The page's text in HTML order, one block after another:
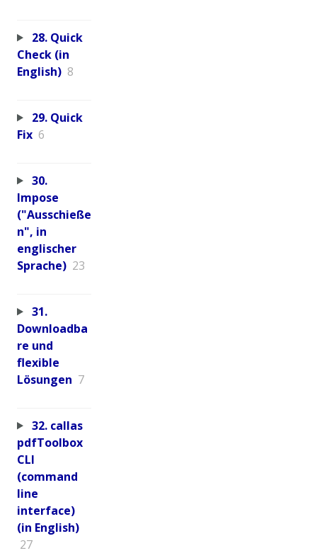
28. Quick
Check (in
English) 8
29. Quick
Fix 6
30.
Impose
("Ausschieße
n", in
englischer
Sprache) 23
31.
Downloadba
re und
flexible
Lösungen 7
32. callas
pdfToolbox
CLI
(command
line
interface)
(in English)
27